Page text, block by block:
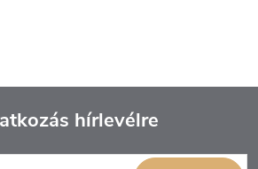
hírlevélre